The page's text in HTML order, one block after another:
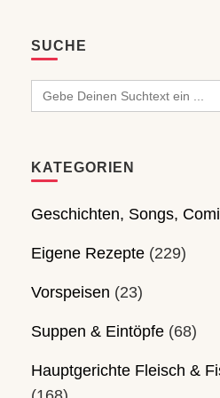
SUCHE
Search
for:
KATEGORIEN
Geschichten, Songs,
Eigene Rezepte(229)
Vorspeisen (23)
Suppen & Eintöpfe(68)
Hauptgerichte Fleisch &